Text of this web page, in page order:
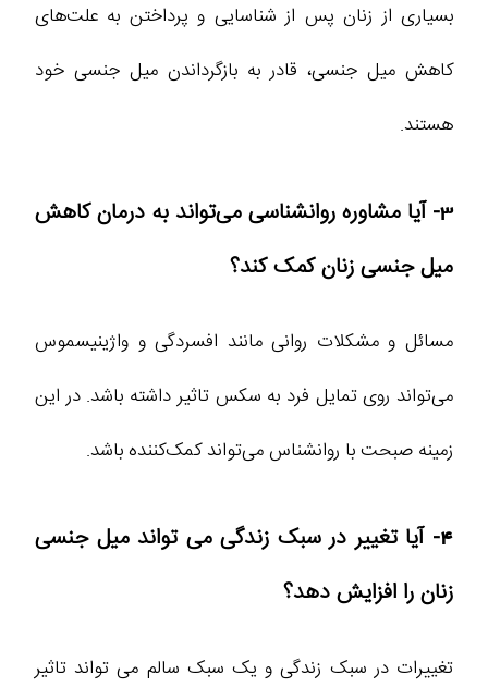
بسیاری از زنان پس از شناسایی و پرداختن به علت‌های
کاهش میل جنسی، قادر به بازگرداندن میل جنسی خود
هستند.
3- آیا مشاوره روانشناسی می‌تواند به درمان کاهش
میل جنسی زنان کمک کند؟
مسائل و مشکلات روانی مانند افسردگی و واژینیسموس
می‌تواند روی تمایل فرد به سکس تاثیر داشته باشد. در این
زمینه صبحت با روانشناس می‌تواند کمک‌کننده باشد.
4- آیا تغییر در سبک زندگی می ‌تواند میل جنسی
زنان را افزایش دهد؟
تغییرات در سبک زندگی و یک سبک سالم می‌ تواند تاثیر